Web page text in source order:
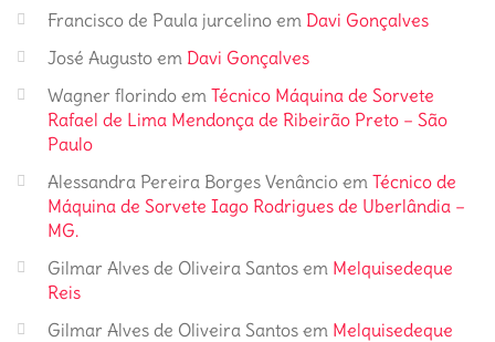
Francisco de Paula jurcelino em Davi Gonçalves
José Augusto em Davi Gonçalves
Wagner florindo em Técnico Máquina de Sorvete
Rafael de Lima Mendonça de Ribeirão Preto – São
Paulo
Alessandra Pereira Borges Venâncio em Técnico de
Máquina de Sorvete Iago Rodrigues de Uberlândia –
MG.
Gilmar Alves de Oliveira Santos em Melquisedeque
Reis
Gilmar Alves de Oliveira Santos em Melquisedeque